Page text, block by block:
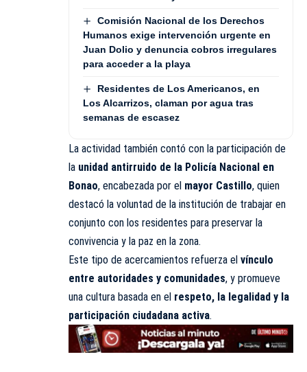
Comisión Nacional de los Derechos
Humanos exige intervención urgente en
Juan Dolio y denuncia cobros irregulares
para acceder a la playa
Residentes de Los Americanos, en
Los Alcarrizos, claman por agua tras
semanas de escasez
La actividad también contó con la participación de
la unidad antirruido de la Policía Nacional en
Bonao, encabezada por el mayor Castillo, quien
destacó la voluntad de la institución de trabajar en
conjunto con los residentes para preservar la
convivencia y la paz en la zona.
Este tipo de acercamientos refuerza el vínculo
entre autoridades y comunidades, y promueve
una cultura basada en el respeto, la legalidad y la
participación ciudadana activa.